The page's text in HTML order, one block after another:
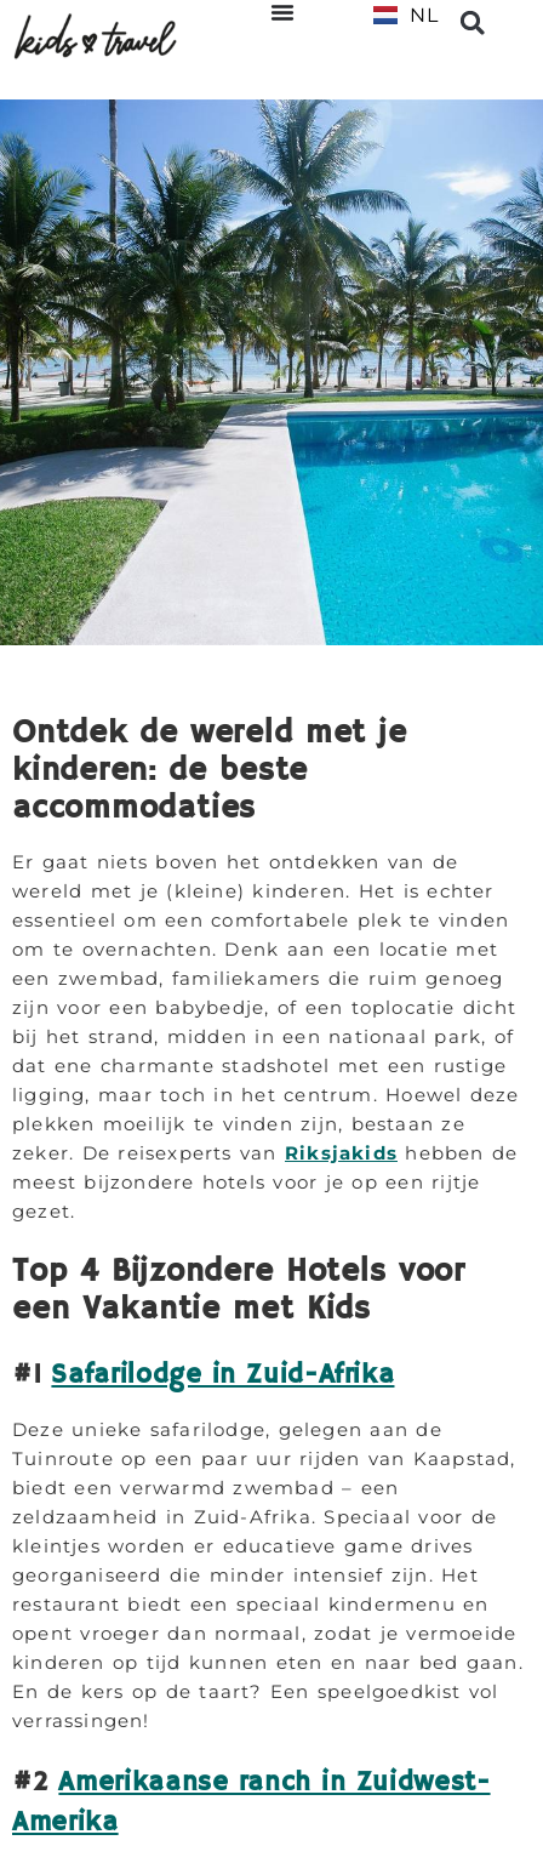
NL
EN
Ontdek de wereld met je
kinderen: de beste
accommodaties
Er gaat niets boven het ontdekken van de
wereld met je (kleine) kinderen. Het is echter
essentieel om een comfortabele plek te vinden
om te overnachten. Denk aan een locatie met
een zwembad, familiekamers die ruim genoeg
zijn voor een babybedje, of een toplocatie dicht
bij het strand, midden in een nationaal park, of
dat ene charmante stadshotel met een rustige
ligging, maar toch in het centrum. Hoewel deze
plekken moeilijk te vinden zijn, bestaan ze
zeker. De reisexperts van Riksjakids hebben de
meest bijzondere hotels voor je op een rijtje
gezet.
Top 4 Bijzondere Hotels voor
een Vakantie met Kids
#1 Safarilodge in Zuid-Afrika
Deze unieke safarilodge, gelegen aan de
Tuinroute op een paar uur rijden van Kaapstad,
biedt een verwarmd zwembad – een
zeldzaamheid in Zuid-Afrika. Speciaal voor de
kleintjes worden er educatieve game drives
georganiseerd die minder intensief zijn. Het
restaurant biedt een speciaal kindermenu en
opent vroeger dan normaal, zodat je vermoeide
kinderen op tijd kunnen eten en naar bed gaan.
En de kers op de taart? Een speelgoedkist vol
verrassingen!
#2Amerikaanse ranch in Zuidwest-
Amerika